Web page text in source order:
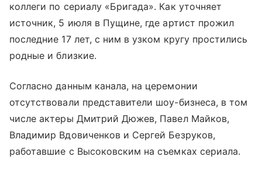
коллеги по сериалу «Бригада». Как уточняет
источник, 5 июля в Пущине, где артист прожил
последние 17 лет, с ним в узком кругу простились
родные и близкие.
Согласно данным канала, на церемонии
отсутствовали представители шоу-бизнеса, в том
числе актеры Дмитрий Дюжев, Павел Майков,
Владимир Вдовиченков и Сергей Безруков,
работавшие с Высоковским на съемках сериала.